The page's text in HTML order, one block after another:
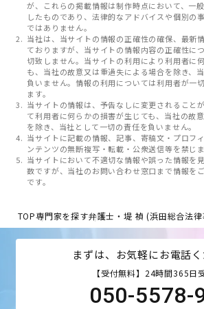
が、これらの掲載情報は制作時点において、一
したものであり、法律的なアドバイスや個別の
ではありません。
当社は、当サイトの情報の正確性の確保、最新
ておりますが、当サイトの情報内容の正確性に
切致しません。当サイトの利用により利用者に
も、当社の故意又は重過失による場合を除き、
負いません。情報の利用については利用者が一
ます。
当サイトの情報は、予告なしに変更されること
て利用者に何らかの損害が生じても、当社の故
を除き、当社として一切の責任を負いません。
当サイトに記載の情報、記事、寄稿文・プロフ
ンテンツの無断複写・転載・公衆送信等を禁じま
当サイトにおいて不適切な情報や誤った情報を
数ですが、当社のお問い合わせ窓口まで情報を
です。
TOP専門家を探す弁護士・堤 禎 (浜田総合法律
まずは、お気軽にお電話
【受付無料】24時間365日
050-5578-